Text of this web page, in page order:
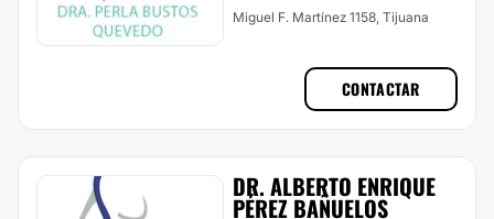
Miguel F. Martínez 1158, Tijuana
CONTACTAR
DR. ALBERTO ENRIQUE
PÉREZ BAÑUELOS